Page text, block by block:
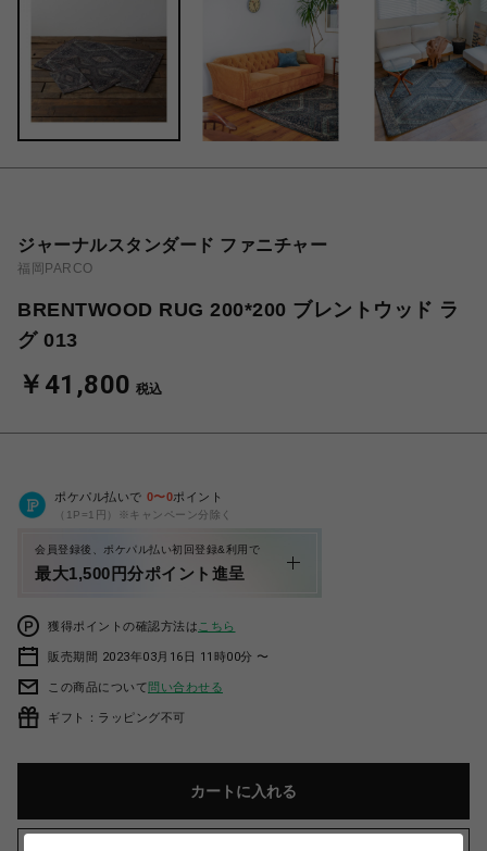
ジャーナルスタンダード ファニチャー
福岡PARCO
BRENTWOOD RUG 200*200 ブレントウッド ラ
グ 013
￥41,800 税込
ポケパル払いで 0〜0ポイント
（1P=1円）※キャンペーン分除く
会員登録後、ポケパル払い初回登録&利用で
最大1,500円分ポイント進呈
獲得ポイントの確認方法は こちら
販売期間 2023年03月16日 11時00分 〜
この商品について問い合わせる
ギフト：ラッピング不可
カートに入れる